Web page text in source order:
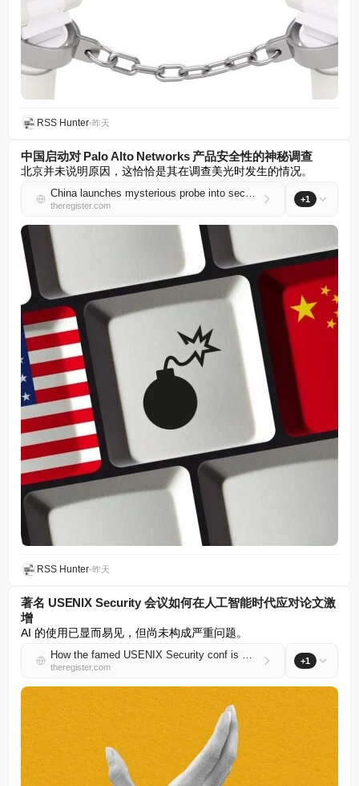
RSS Hunter•昨天
中国启动对 Palo Alto Networks 产品安全性的神秘调查
北京并未说明原因，这恰恰是其在调查美光时发生的情况。
China launches mysterious probe into security of Palo Alto Networks' products
theregister.com
+1
RSS Hunter•昨天
著名 USENIX Security 会议如何在人工智能时代应对论文激
增
AI 的使用已显而易见，但尚未构成严重问题。
How the famed USENIX Security conf is managing a flood of papers in the AI era
theregister.com
+1